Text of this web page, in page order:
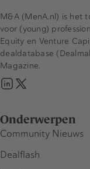
Onderwerpen
Community Nieuws
Dealflash
M&A (MenA.nl) is het
voor (young)
Equity en Venture
dealdatabase
Magazine.